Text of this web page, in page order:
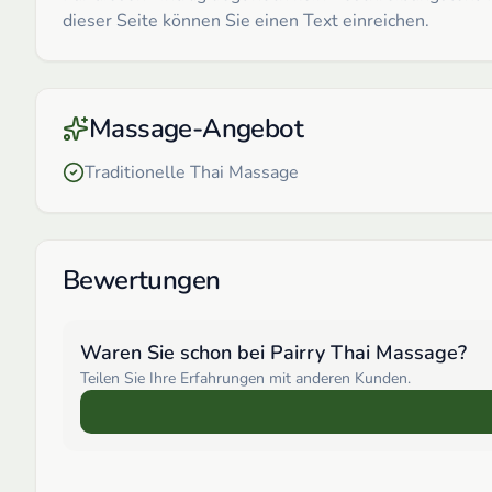
dieser Seite können Sie einen Text einreichen.
Massage-Angebot
Traditionelle Thai Massage
Bewertungen
Waren Sie schon bei Pairry Thai Massage?
Teilen Sie Ihre Erfahrungen mit anderen Kunden.